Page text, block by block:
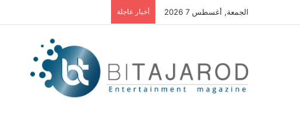
الجمعة, أغسطس 7 2026 أخبار عاجلة